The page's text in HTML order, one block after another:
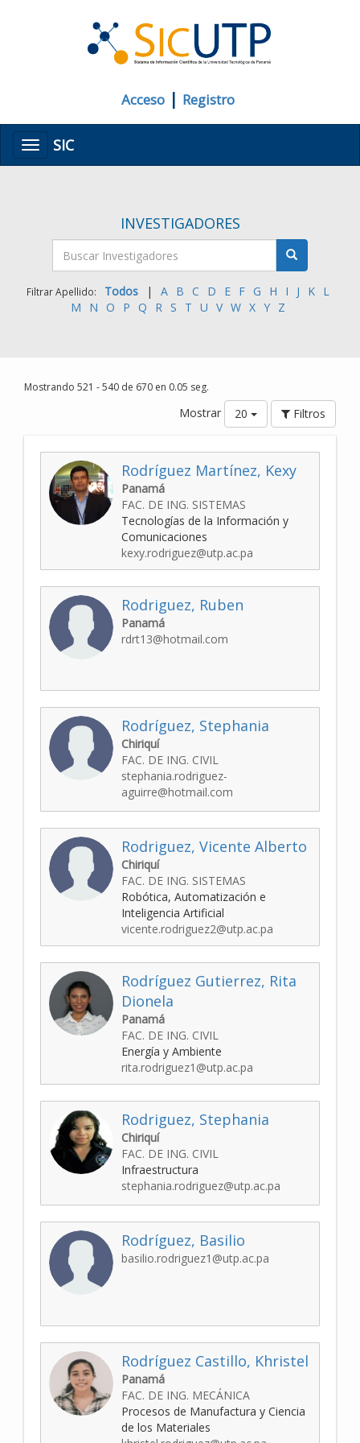
Acceso | Registro
MenúSIC
INVESTIGADORES
Filtrar Apellido: Todos | A B C D E F G H I J K L
M
N O P Q R S T U V W X Y Z
Mostrando 521 - 540 de 670 en 0.05 seg.
Mostrar 20 Filtros
Rodríguez Martínez, Kexy
Panamá
FAC. DE ING. SISTEMAS
Tecnologías de la Información y
Comunicaciones
kexy.rodriguez@utp.ac.pa
Rodriguez, Ruben
Panamá
rdrt13@hotmail.com
Rodríguez, Stephania
Chiriquí
FAC. DE ING. CIVIL
stephania.rodriguez-
aguirre@hotmail.com
Rodriguez, Vicente Alberto
Chiriquí
FAC. DE ING. SISTEMAS
Robótica, Automatización e
Inteligencia Artificial
vicente.rodriguez2@utp.ac.pa
Rodríguez Gutierrez, Rita
Dionela
Panamá
FAC. DE ING. CIVIL
Energía y Ambiente
rita.rodriguez1@utp.ac.pa
Rodriguez, Stephania
Chiriquí
FAC. DE ING. CIVIL
Infraestructura
stephania.rodriguez@utp.ac.pa
Rodríguez, Basilio
basilio.rodriguez1@utp.ac.pa
Rodríguez Castillo, Khristel
Panamá
FAC. DE ING. MECÁNICA
Procesos de Manufactura y Ciencia
de los Materiales